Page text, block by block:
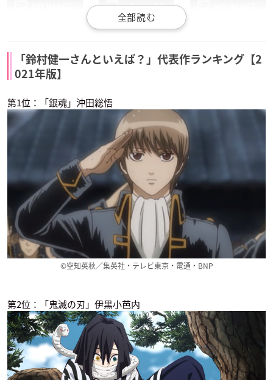
バクテン!!
陸奥洋二郎
MUTEKING THE DA
炎炎ノ消防隊 弐ノ章
おそ松さん（第3
期）
イヤミ
ぐらぶるっ！
サンダルフォン
バロン
インフィニット・デ
ンドログラム
フィガロ
Fate/Grand Order -
絶対魔獣戦線バビロ
ニア-
ロマニ・アーキマン
ハイスコアガールII
高田馬場サガット
「鈴村健一さんといえば？」代表作ランキング【2
021年版】
第1位：「銀魂」沖田総悟
©空知英秋／集英社・テレビ東京・電通・BNP
第2位：「鬼滅の刃」伊黒小芭内